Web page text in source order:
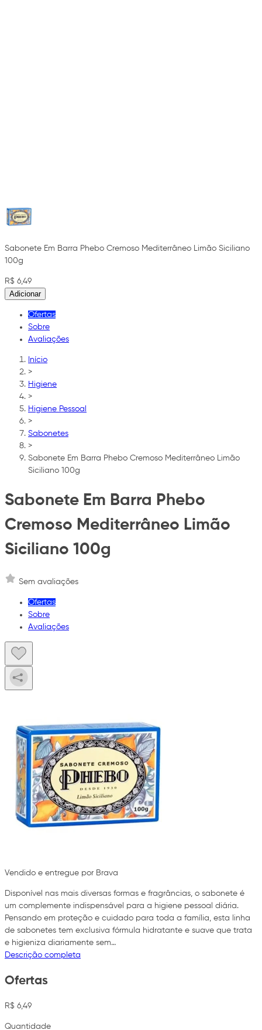
Sabonete Em Barra Phebo Cremoso Mediterrâneo Limão Siciliano
100g
R$ 6,49
Adicionar
Ofertas
Sobre
Avaliações
Início
>
Higiene
>
Higiene Pessoal
>
Sabonetes
>
Sabonete Em Barra Phebo Cremoso Mediterrâneo Limão
Siciliano 100g
Sabonete Em Barra Phebo
Cremoso Mediterrâneo Limão
Siciliano 100g
Sem avaliações
Ofertas
Sobre
Avaliações
Vendido e entregue por Brava
Disponível nas mais diversas formas e fragrâncias, o sabonete é
um complemente indispensável para a higiene pessoal diária.
Pensando em proteção e cuidado para toda a família, esta linha
de sabonetes tem exclusiva fórmula hidratante e suave que trata
e higieniza diariamente sem…
Descrição completa
Ofertas
R$ 6,49
Quantidade